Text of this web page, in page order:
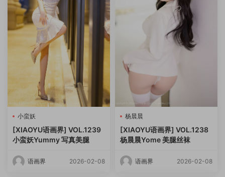
小蛮妖
[XIAOYU语画界] VOL.1239
小蛮妖Yummy 写真美腿
语画界 2026-02-08
杨晨晨
[XIAOYU语画界] VOL.1238
杨晨晨Yome 美腿丝袜
语画界 2026-02-08